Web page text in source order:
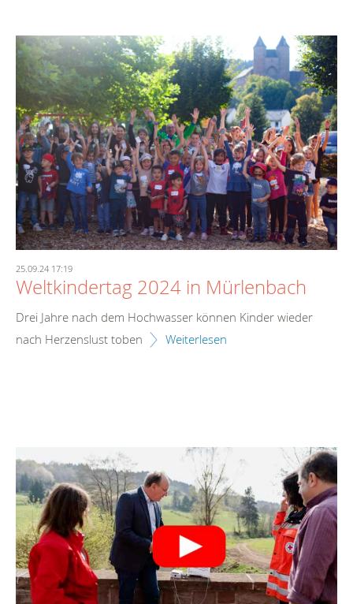
25.09.24 17:19
Weltkindertag 2024 in Mürlenbach
Drei Jahre nach dem Hochwasser können Kinder wieder
nach Herzenslust toben
Weiterlesen